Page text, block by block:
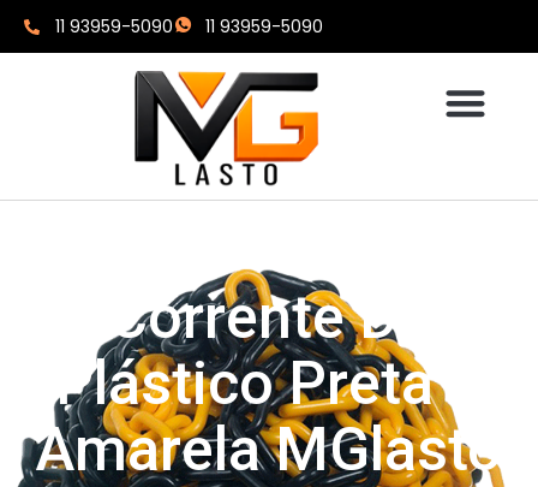
11 93959-5090 11 93959-5090
Corrente De
Plástico Preta E
Amarela MGlasto